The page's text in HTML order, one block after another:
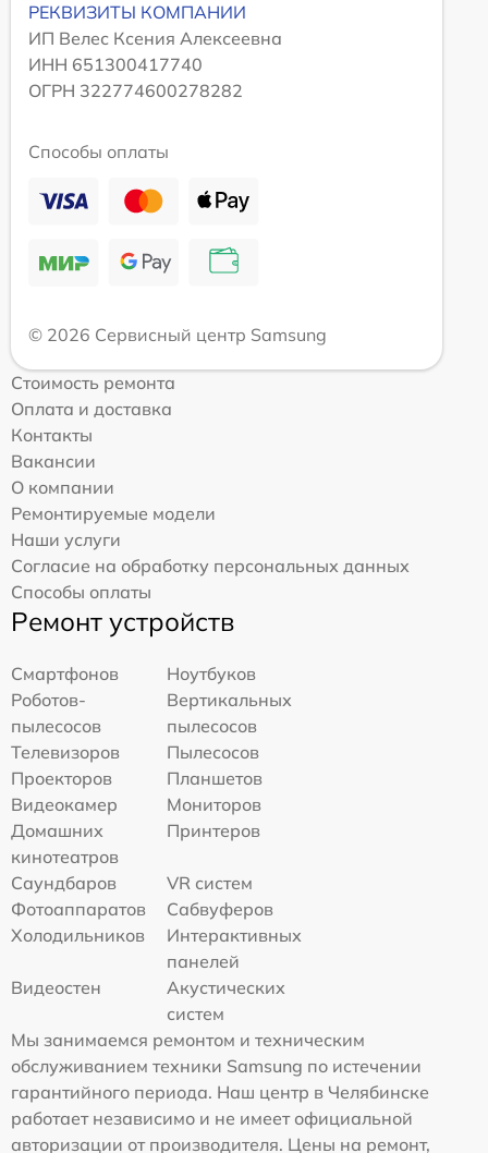
РЕКВИЗИТЫ КОМПАНИИ
ИП Велес Ксения Алексеевна
ИНН 651300417740
ОГРН 322774600278282
Способы оплаты
© 2026 Сервисный центр Samsung
Стоимость ремонта
Оплата и доставка
Контакты
Вакансии
О компании
Ремонтируемые модели
Наши услуги
Согласие на обработку персональных данных
Способы оплаты
Ремонт устройств
Смартфонов
Ноутбуков
Роботов-
пылесосов
Вертикальных
пылесосов
Телевизоров
Пылесосов
Проекторов
Планшетов
Видеокамер
Мониторов
Домашних
кинотеатров
Принтеров
Саундбаров
VR систем
Фотоаппаратов
Сабвуферов
Холодильников
Интерактивных
панелей
Видеостен
Акустических
систем
Мы занимаемся ремонтом и техническим
обслуживанием техники Samsung по истечении
гарантийного периода. Наш центр в Челябинске
работает независимо и не имеет официальной
авторизации от производителя. Цены на ремонт,